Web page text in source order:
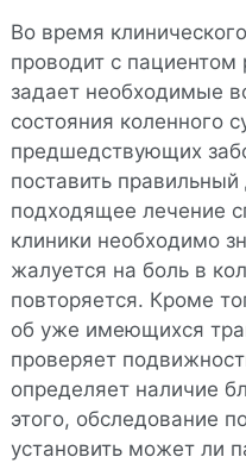
Во время
проводит с пациентом
задает необходимые
состояния коленного
предшедствующих
поставить правильный
подходящее лечение
клиники необходимо
жалуется на боль в
повторяется. Кроме
об уже имеющихся
проверяет
определяет наличие
этого, обследование
установить может ли